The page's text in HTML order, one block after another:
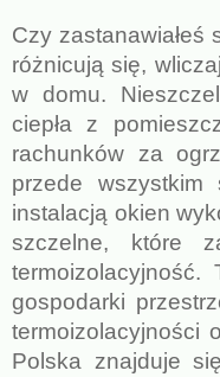
Czy zastanawiałeś
różnicują się,
w domu.
ciepła z
rachunków za
przede wszystkim
instalacją okien
szczelne, które
termoizolacyjność.
gospodarki
termoizolacyjności
Polska znajduje